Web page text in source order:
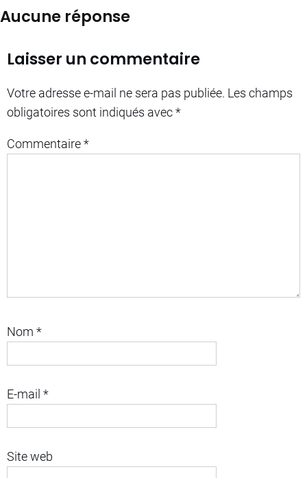
Aucune réponse
Laisser un commentaire
Votre adresse e-mail ne sera pas publiée. Les champs
obligatoires sont indiqués avec*
Commentaire*
Nom *
E-mail *
Site web